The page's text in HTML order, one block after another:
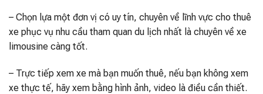
– Chọn lựa một đơn vị có uy tín, chuyên về lĩnh vực cho thuê
xe phục vụ nhu cầu tham quan du lịch nhất là chuyên về xe
limousine càng tốt.
– Trực tiếp xem xe mà bạn muốn thuê, nếu bạn không xem
xe thực tế, hãy xem bằng hình ảnh, video là điều cần thiết.